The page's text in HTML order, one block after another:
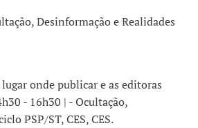
Desinformação e Realidades
onde publicar e as editoras
- 16h30 | - Ocultação,
PSP/ST, CES, CES.